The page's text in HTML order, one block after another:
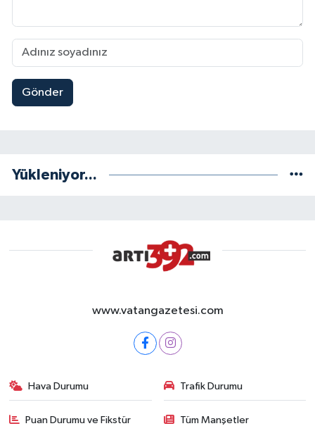
Gönder
Yükleniyor...
www.vatangazetesi.com
Hava Durumu Trafik Durumu
Puan Durumu ve Fikstür Tüm Manşetler